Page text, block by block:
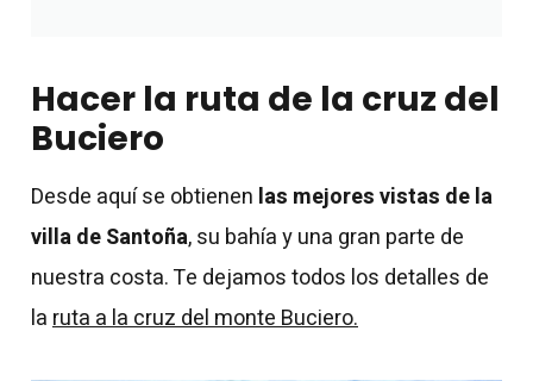
Hacer la ruta de la cruz del
Buciero
Desde aquí se obtienen las mejores vistas de la
villa de Santoña, su bahía y una gran parte de
nuestra costa. Te dejamos todos los detalles de
laruta a la cruz del monte Buciero.